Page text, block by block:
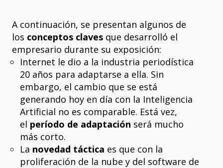
A continuación, se presentan algunos de
los conceptos claves que desarrolló el
empresario durante su exposición:
Internet le dio a la industria periodística
20 años para adaptarse a ella. Sin
embargo, el cambio que se está
generando hoy en día con la Inteligencia
Artificial no es comparable. Está vez,
el período de adaptación será mucho
más corto.
La novedad táctica es que con la
proliferación de la nube y del software de